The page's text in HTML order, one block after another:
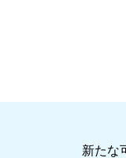
新たな